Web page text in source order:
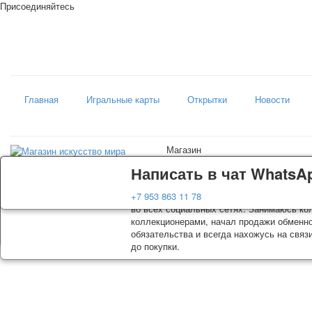
Доставка
Колоды, почтовые открытки тщательно
оплаты. Исключение: репринт под заказ,
осуществляется почтой России с треком
момент покупки. По желанию
Гарантия
Вы покупаете колоды игральных карт,
во всех социальных сетях. Занимаюсь
коллекционерами, начал продажи
обязательства и всегда нахожусь на
до покупки.
Написать в чат
+7 953 863 11 78
Присоединяйтесь
Главная Игральные карты Открытки Новости
Магазин